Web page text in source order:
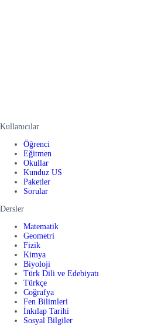
Kullanıcılar
Öğrenci
Eğitmen
Okullar
Kunduz US
Paketler
Sorular
Dersler
Matematik
Geometri
Fizik
Kimya
Biyoloji
Türk Dili ve Edebiyatı
Türkçe
Coğrafya
Fen Bilimleri
İnkılap Tarihi
Sosyal Bilgiler